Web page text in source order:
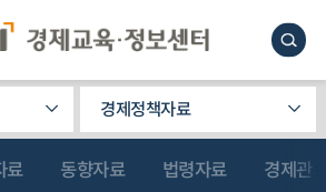
경제정책자료
료 동향자료 법령자료 경제관